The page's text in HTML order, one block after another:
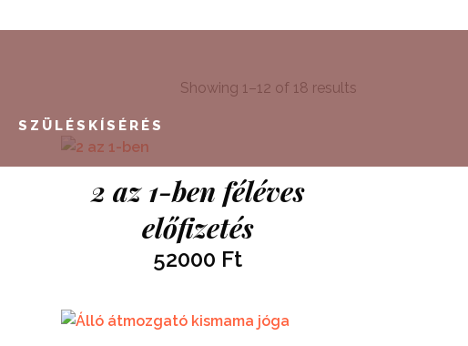
SZÜLÉSKÍSÉRÉS
Showing 1–12 of 18 results
2 az 1-ben féléves
előfizetés
52000 Ft